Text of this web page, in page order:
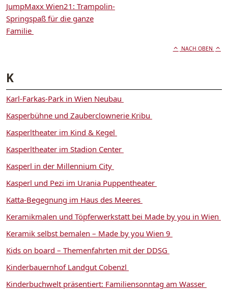
JumpMaxx Wien21: Trampolin-
Springspaß für die ganze
Familie
NACH OBEN
K
Karl-Farkas-Park in Wien Neubau
Kasperbühne und Zauberclownerie Kribu
Kasperltheater im Kind & Kegel
Kasperltheater im Stadion Center
Kasperl in der Millennium City
Kasperl und Pezi im Urania Puppentheater
Katta-Begegnung im Haus des Meeres
Keramikmalen und Töpferwerkstatt bei Made by you in Wien
Keramik selbst bemalen – Made by you Wien 9
Kids on board – Themenfahrten mit der DDSG
Kinderbauernhof Landgut Cobenzl
Kinderbuchwelt präsentiert: Familiensonntag am Wasser